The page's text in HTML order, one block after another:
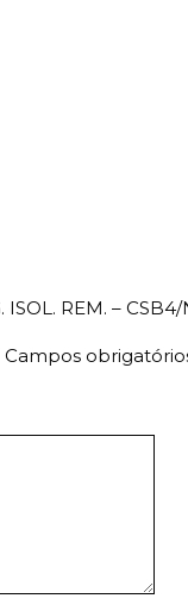
REM. – CSB4/
Campos